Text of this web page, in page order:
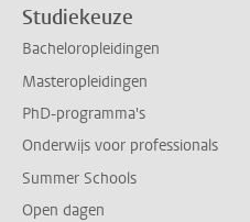
Studiekeuze
Bacheloropleidingen
Masteropleidingen
PhD-programma's
Onderwijs voor professionals
Summer Schools
Open dagen